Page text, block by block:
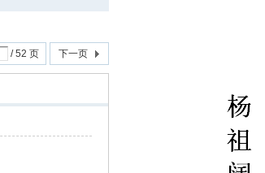
/ 52 页 下一页